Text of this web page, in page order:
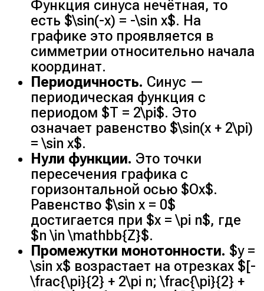
Функция синуса нечётная, то
есть $\sin(-x) = -\sin x$. На
графике это проявляется в
симметрии относительно начала
координат.
Периодичность. Синус —
периодическая функция с
периодом $T = 2\pi$. Это
означает равенство $\sin(x + 2\pi)
= \sin x$.
Нули функции. Это точки
пересечения графика с
горизонтальной осью $Ox$.
Равенство $\sin x = 0$
достигается при $x = \pi n$, где
$n \in \mathbb{Z}$.
Промежутки монотонности. $y =
\sin x$ возрастает на отрезках $[-
\frac{\pi}{2} + 2\pi n; \frac{\pi}{2} +